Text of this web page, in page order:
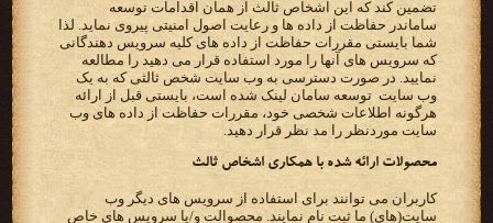
سامان‬در حفاظت از داده ها و رعایت اصول امنیتی پیروی نماید. لذا
شما بایستی مقررات حفاظت از‬ ‫داده های کلیه سرویس دهندگانی
که سرویس های آنها را مورد استفاده قرار می دهید را مطالعه
نمایید. در صورت دسترسی به‬ ‫وب سایت شخص ثالثی که به یک
وب سایت ‪ توسعه سامان ‬لینک شده است، بایستی قبل از ارائه
هرگونه اطلاعات شخصی خود،‬ ‫مقررات حفاظت از داده های وب
سایت موردنظر را مد نظر قرار دهید.‬
‫محصولات ارائه شده با همکاری اشخاص ثالث‬
‫کاربران می توانند برای استفاده از سرویس های دیگر وب